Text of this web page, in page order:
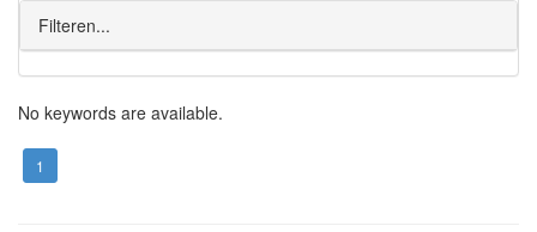
Filteren...
No keywords are available.
1